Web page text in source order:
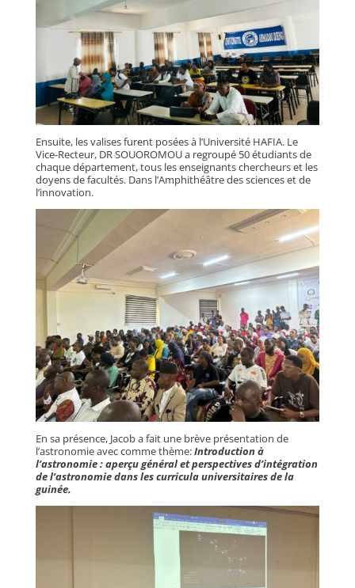
Ensuite, les valises furent posées à l’Université HAFIA. Le
Vice-Recteur, DR SOUOROMOU a regroupé 50 étudiants de
chaque département, tous les enseignants chercheurs et les
doyens de facultés. Dans l’Amphithéâtre des sciences et de
l’innovation.
En sa présence, Jacob a fait une brève présentation de
l’astronomie avec comme thème:Introduction à
l’astronomie : aperçu général et perspectives d’intégration
de l’astronomie dans les curricula universitaires de la
guinée.